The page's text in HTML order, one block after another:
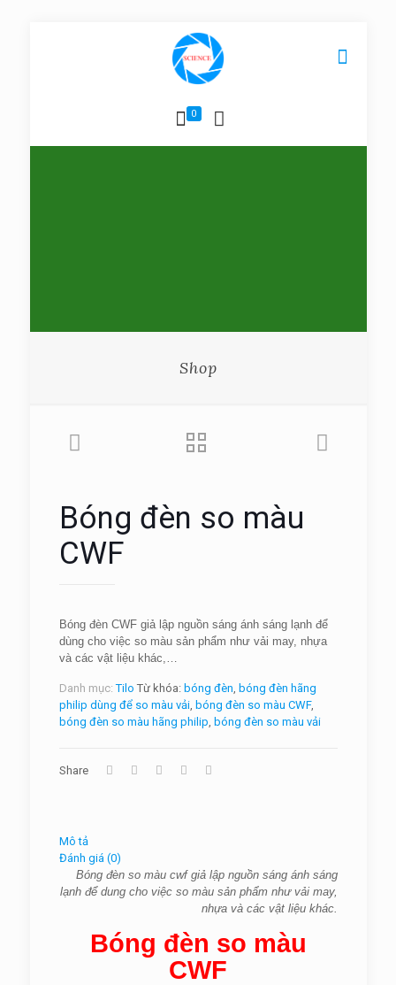
0
Shop
Bóng đèn so màu
CWF
Bóng đèn CWF giả lập nguồn sáng ánh sáng lạnh để
dùng cho việc so màu sản phẩm như vải may, nhựa
và các vật liệu khác,…
Danh mục:Tilo Từ khóa: bóng đèn, bóng đèn hãng
philip dùng để so màu vải, bóng đèn so màu CWF,
bóng đèn so màu hãng philip, bóng đèn so màu vải
Share
Mô tả
Đánh giá (0)
Bóng đèn so màu cwf giả lập nguồn sáng ánh sáng
lạnh để dung cho việc so màu sản phẩm như vải may,
nhựa và các vật liệu khác.
Bóng đèn so màu
CWF